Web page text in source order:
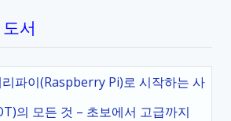
서
파이(Raspberry Pi)로 시작하는 사
의 모든 것 – 초보에서 고급까지